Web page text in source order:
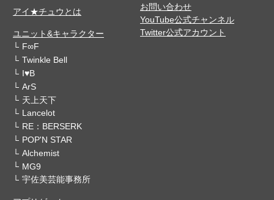
アイ★チュウとは
ユニット&キャラクター
F∞F
Twinkle Bell
I♥B
ArS
天上天下
Lancelot
RE：BERSERK
POP'N STAR
Alchemist
MG9
宇佐美芸能事務所
お問い合わせ
YouTube公式チャンネル
Twitter公式アカウント